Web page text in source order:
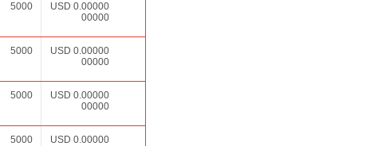
5000 USD 0.00000
00000
5000 USD 0.00000
00000
5000 USD 0.00000
00000
5000 USD 0.00000